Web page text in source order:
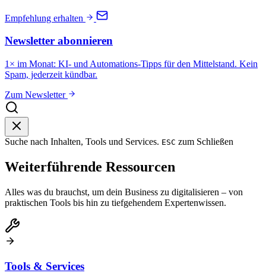
Empfehlung erhalten
Newsletter abonnieren
1× im Monat: KI- und Automations-Tipps für den Mittelstand. Kein
Spam, jederzeit kündbar.
Zum Newsletter
Suche nach Inhalten, Tools und Services. ESC zum Schließen
Weiterführende Ressourcen
Alles was du brauchst, um dein Business zu digitalisieren – von
praktischen Tools bis hin zu tiefgehendem Expertenwissen.
Tools & Services